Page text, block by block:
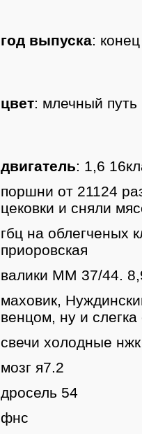
год выпуска:
цвет: млечный путь
двигатель: 1,6
поршни от 21124
цековки и сняли
гбц на облегченых
приоровская
валики ММ 37/44.
маховик,
венцом, ну и
свечи холодные
мозг я7.2
дросель 54
фнс